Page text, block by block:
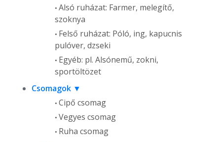
Alsó ruházat: Farmer, melegítő,
szoknya
Felső ruházat: Póló, ing, kapucnis
pulóver, dzseki
Egyéb: pl. Alsónemű, zokni,
sportöltözet
Csomagok
Cipő csomag
Vegyes csomag
Ruha csomag